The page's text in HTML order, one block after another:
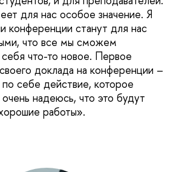
для нас особое значение. Я
конференции станут для нас
что все мы сможем
что-то новое. Первое
доклада на конференции –
себе действие, которое
надеюсь, что это будут
работы».